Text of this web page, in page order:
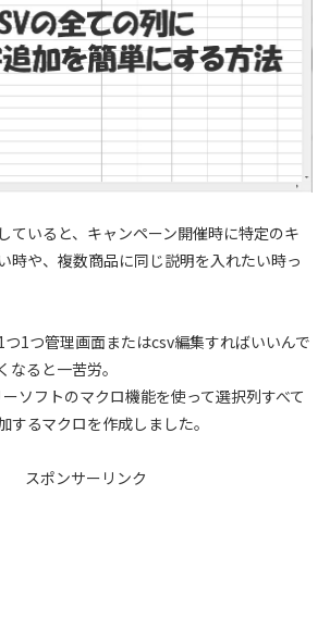
ていると、キャンペーン開催時に特定のキ
時や、複数商品に同じ説明を入れたい時っ
1つ管理画面またはcsv編集すればいいんで
ると一苦労。
ソフトのマクロ機能を使って選択列すべて
するマクロを作成しました。
スポンサーリンク